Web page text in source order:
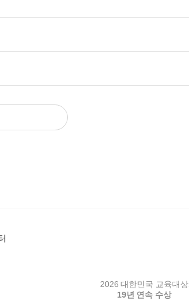
2026 대한민국 교육대상
19년 연속 수상